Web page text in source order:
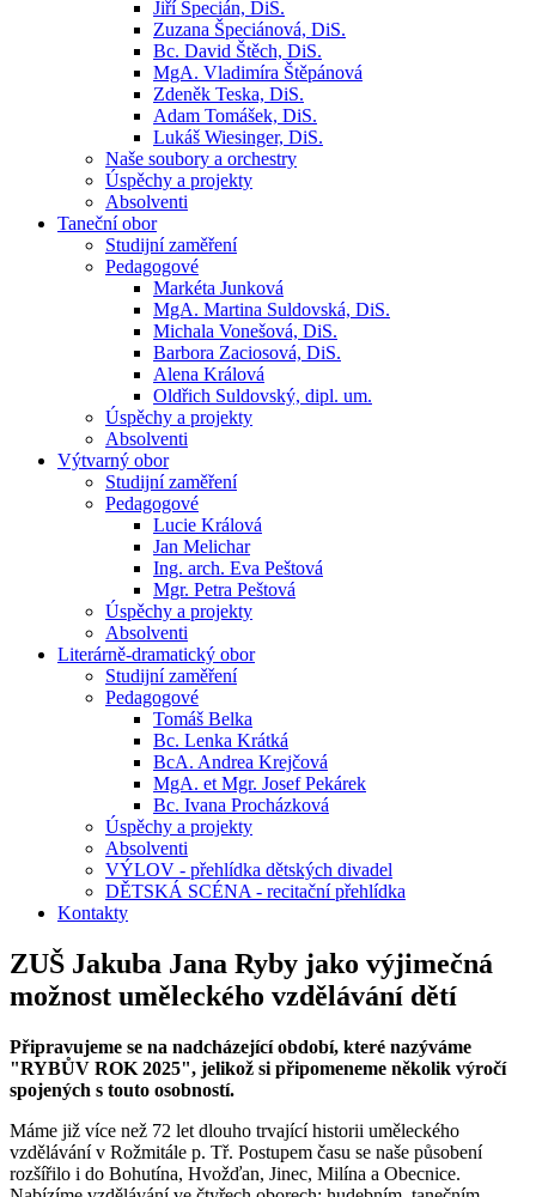
Jiří Špecián, DiS.
Zuzana Špeciánová, DiS.
Bc. David Štěch, DiS.
MgA. Vladimíra Štěpánová
Zdeněk Teska, DiS.
Adam Tomášek, DiS.
Lukáš Wiesinger, DiS.
Naše soubory a orchestry
Úspěchy a projekty
Absolventi
Taneční obor
Studijní zaměření
Pedagogové
Markéta Junková
MgA. Martina Suldovská, DiS.
Michala Vonešová, DiS.
Barbora Zaciosová, DiS.
Alena Králová
Oldřich Suldovský, dipl. um.
Úspěchy a projekty
Absolventi
Výtvarný obor
Studijní zaměření
Pedagogové
Lucie Králová
Jan Melichar
Ing. arch. Eva Peštová
Mgr. Petra Peštová
Úspěchy a projekty
Absolventi
Literárně-dramatický obor
Studijní zaměření
Pedagogové
Tomáš Belka
Bc. Lenka Krátká
BcA. Andrea Krejčová
MgA. et Mgr. Josef Pekárek
Bc. Ivana Procházková
Úspěchy a projekty
Absolventi
VÝLOV - přehlídka dětských divadel
DĚTSKÁ SCÉNA - recitační přehlídka
Kontakty
ZUŠ Jakuba Jana Ryby jako výjimečná
možnost uměleckého vzdělávání dětí
Připravujeme se na nadcházející období, které nazýváme
"RYBŮV ROK 2025", jelikož si připomeneme několik výročí
spojených s touto osobností.
Máme již více než 72 let dlouho trvající historii uměleckého
vzdělávání v Rožmitále p. Tř. Postupem času se naše působení
rozšířilo i do Bohutína, Hvožďan, Jinec, Milína a Obecnice.